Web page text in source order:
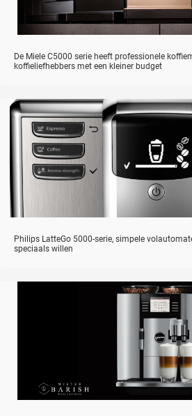
De Miele C5000 serie heeft professionele
koffieliefhebbers met een kleiner budget
Philips LatteGo 5000-serie, simpele
speciaals willen